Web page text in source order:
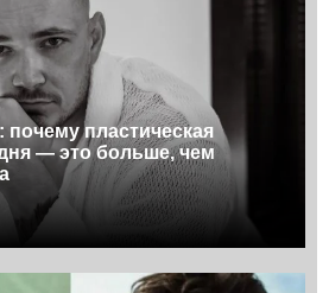
пластическая
— это больше, чем